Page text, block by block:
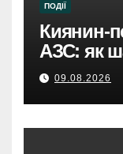
ПОДІЇ
Киянин-
АЗС: як
річного
09.08.2026